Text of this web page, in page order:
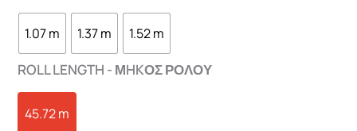
1.07 m 1.37 m 1.52 m
ROLL LENGTH - ΜHKΟΣ ΡΟΛΟΥ
45.72 m